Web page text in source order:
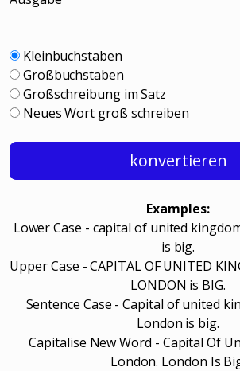
Kleinbuchstaben
Großbuchstaben
Großschreibung im Satz
Neues Wort groß schreiben
konvertieren
Examples:
Lower Case - capital of united
is big.
Upper Case - CAPITAL OF UNITED
LONDON is BIG.
Sentence Case - Capital of united
London is big.
Capitalise New Word - Capital Of
London. London Is